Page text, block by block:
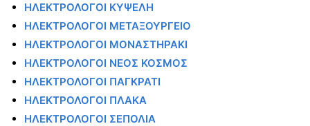
ΗΛΕΚΤΡΟΛΟΓΟΙ ΚΥΨΕΛΗ
ΗΛΕΚΤΡΟΛΟΓΟΙ ΜΕΤΑΞΟΥΡΓΕΙΟ
ΗΛΕΚΤΡΟΛΟΓΟΙ ΜΟΝΑΣΤΗΡΑΚΙ
ΗΛΕΚΤΡΟΛΟΓΟΙ ΝΕΟΣ ΚΟΣΜΟΣ
ΗΛΕΚΤΡΟΛΟΓΟΙ ΠΑΓΚΡΑΤΙ
ΗΛΕΚΤΡΟΛΟΓΟΙ ΠΛΑΚΑ
ΗΛΕΚΤΡΟΛΟΓΟΙ ΣΕΠΟΛΙΑ